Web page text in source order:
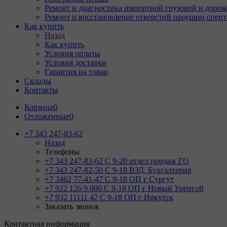
Ремонт и диагностика импортной грузовой и
Ремонт и восстановление отверстий проушин
Как купить
Назад
Как купить
Условия оплаты
Условия доставки
Гарантия на товар
Склады
Контакты
Корзина0
Отложенные0
+7 343 247-83-62
Назад
Телефоны
+7 343 247-83-62 С 9-20 отдел продаж ГО
+7 343 247-82-50 С 9-18 ВЗД, Бухгалтерия
+7 3462 77-41-47 С 9-18 ОП г Сургут
+7 922 126 9 000 С 9-18 ОП г Новый Уренгой
+7 932 11111 42 С 9-18 ОП г Иркутск
Заказать звонок
Контактная информация